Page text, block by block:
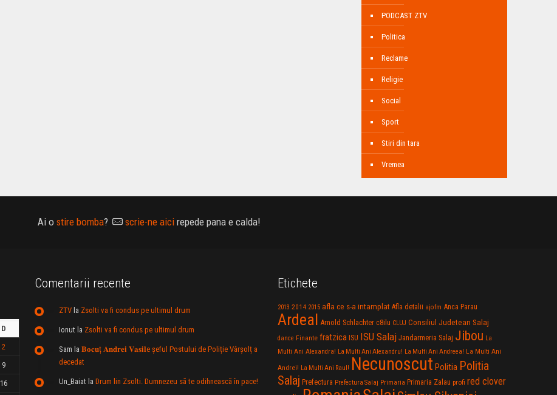
PODCAST ZTV
Politica
Reclame
Religie
Social
Sport
Stiri din tara
Vremea
Ai o stire bomba? scrie-ne aicirepede pana e calda!
D
2
9
16
Comentarii recente
ZTVla Zsolti va fi condus pe ultimul drum
Ionut la Zsolti va fi condus pe ultimul drum
Sam la 𝐁𝐨𝐜𝐮ț 𝐀𝐧𝐝𝐫𝐞𝐢 𝐕𝐚𝐬𝐢𝐥e şeful Postului de Poliție Vârșolț a
decedat
Un_Baiat la Drum lin Zsolti. Dumnezeu sã te odihneascã în pace!
Etichete
2013 2014 2015 afla ce s-a intamplat Afla detalii ajofm Anca Parau
Ardeal Arnold Schlachter c8ilu CLUJ Consiliul Judetean Salaj
dance Finante fratzica ISU ISU Salaj Jandarmeria Salaj Jibou La
Multi Ani Alexandra! La Multi Ani Alexandru! La Multi Ani Andreea! La Multi Ani
Andrei! La Multi Ani Raul! Necunoscut Politia Politia
Salaj Prefectura Prefectura Salaj Primaria Primaria Zalau profi red clover